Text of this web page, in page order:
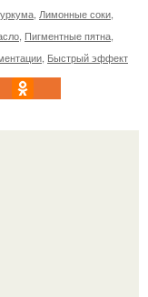
Лимонные соки
Пигментные пятна
Быстрый эффект